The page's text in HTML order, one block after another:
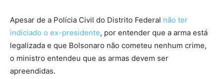
Apesar de a Polícia Civil do Distrito Federal não ter
indiciado o ex-presidente, por entender que a arma está
legalizada e que Bolsonaro não cometeu nenhum crime,
o ministro entendeu que as armas devem ser
apreendidas.